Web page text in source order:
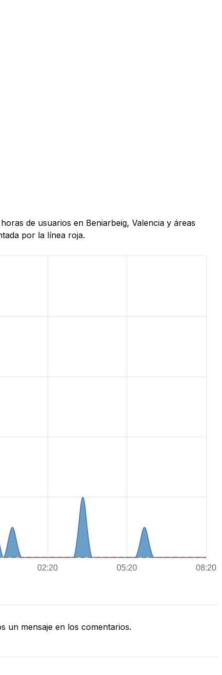
de usuarios en Beniarbeig, Valencia y áreas
por la línea roja.
un mensaje en los comentarios.